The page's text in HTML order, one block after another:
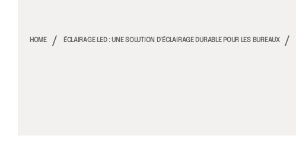
HOME ÉCLAIRAGE LED : UNE SOLUTION D’ÉCLAIRAGE DURABLE POUR LES BUREAUX